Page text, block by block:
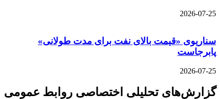
2026-07-25
سناریوی «قیمت بالای نفت برای مدت طولانی»
پابرجاست
2026-07-25
گزارش‌های تحلیلی اختصاصی روابط عمومی